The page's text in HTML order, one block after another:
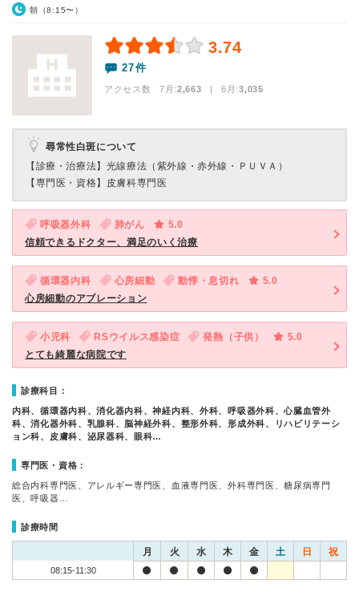
朝（8:15〜）
3.74
27件
アクセス数 7月:2,663 | 6月:3,035
尋常性白斑について
【診療・治療法】 光線療法（紫外線・赤外線・ＰＵＶＡ）
【専門医・資格】 皮膚科専門医
呼吸器外科 肺がん
5.0
信頼できるドクター、満足のいく治療
循環器内科 心房細動 動悸・息切れ
5.0
心房細動のアブレーション
小児科 RSウイルス感染症 発熱（子供）
5.0
とても綺麗な病院です
診療科目：
内科、循環器内科、消化器内科、神経内科、外科、呼吸器外科、心臓血管外
科、消化器外科、乳腺科、脳神経外科、整形外科、形成外科、リハビリテーシ
ョン科、皮膚科、泌尿器科、眼科…
専門医・資格：
総合内科専門医、アレルギー専門医、血液専門医、外科専門医、糖尿病専門
医、呼吸器…
診療時間
月 火 水 木 金 土 日 祝
08:15-11:30